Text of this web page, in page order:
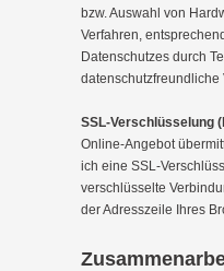
bzw. Auswahl von
Verfahren,
Datenschutzes durch
datenschutzfreundliche
SSL-Verschlüsselung
Online-Angebot
ich eine SSL-
verschlüsselte
der Adresszeile Ihres